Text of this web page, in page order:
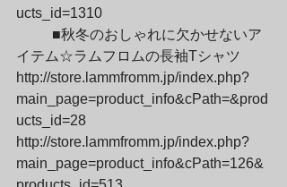
ucts_id=1310
イテム☆ラムフロムの長袖Tシャツ
http://store.lammfromm.jp/index.php?
main_page=product_info&cPath=&prod
ucts_id=28
http://store.lammfromm.jp/index.php?
main_page=product_info&cPath=126&